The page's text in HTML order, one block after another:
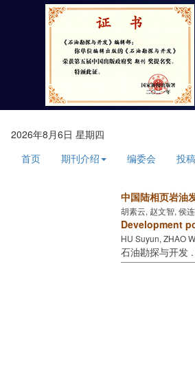
2026年8月6日 星期四
首页
期刊介绍 编委会 投
中国陆相页岩油
胡素云, 赵文智, 侯
Development
HU Suyun, ZHAO
石油勘探与开发